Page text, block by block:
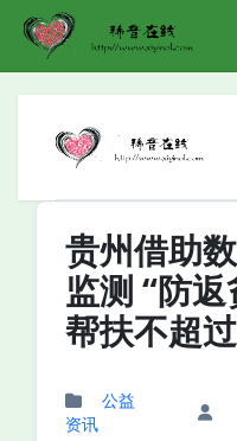
贵州借助
监测 “防
帮扶不超
公益
资讯